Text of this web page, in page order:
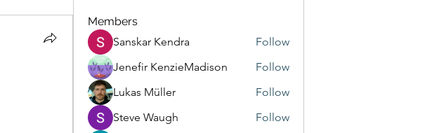
Members
Sanskar Kendra
Follow
Jenefir KenzieMadison
Follow
Lukas Müller
Follow
Steve Waugh
Follow